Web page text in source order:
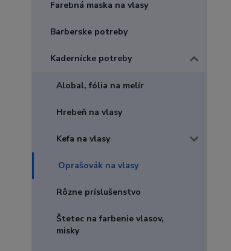
Farebná maska na vlasy
Barberske potreby
Kadernícke potreby
Alobal, fólia na melír
Hrebeň na vlasy
Kefa na vlasy
Oprašovák na vlasy
Rôzne príslušenstvo
Štetec na farbenie vlasov,
misky